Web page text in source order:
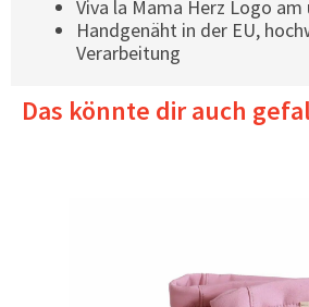
Viva la Mama Herz Logo am
Handgenäht in der EU,
Verarbeitung
Das könnte dir auch